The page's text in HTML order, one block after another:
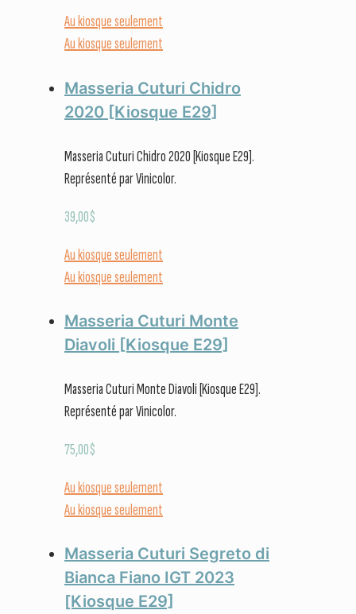
Au kiosque seulement
Au kiosque seulement
Masseria Cuturi Chidro
2020 [Kiosque E29]
Masseria Cuturi Chidro 2020 [Kiosque E29].
Représenté par Vinicolor.
39,00$
Au kiosque seulement
Au kiosque seulement
Masseria Cuturi Monte
Diavoli [Kiosque E29]
Masseria Cuturi Monte Diavoli [Kiosque E29].
Représenté par Vinicolor.
75,00$
Au kiosque seulement
Au kiosque seulement
Masseria Cuturi Segreto di
Bianca Fiano IGT 2023
[Kiosque E29]